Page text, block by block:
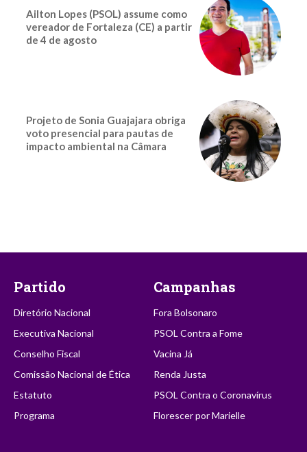
Ailton Lopes (PSOL) assume como
vereador de Fortaleza (CE) a partir
de 4 de agosto
Projeto de Sonia Guajajara obriga
voto presencial para pautas de
impacto ambiental na Câmara
Partido
Diretório Nacional
Executiva Nacional
Conselho Fiscal
Comissão Nacional de Ética
Estatuto
Programa
Campanhas
Fora Bolsonaro
PSOL Contra a Fome
Vacina Já
Renda Justa
PSOL Contra o Coronavírus
Florescer por Marielle